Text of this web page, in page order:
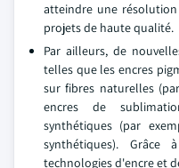
atteindre une
projets de haute qualité.
Par ailleurs, de
telles que les encres
sur fibres naturelles
encres de
synthétiques (par
synthétiques). Grâce
technologies d'encre et